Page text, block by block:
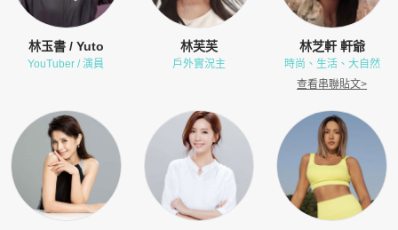
林玉書 / Yuto
YouTuber / 演員
林芙芙
戶外實況主
林芝軒 軒爺
時尚、生活、大自然
查看串聯貼文>